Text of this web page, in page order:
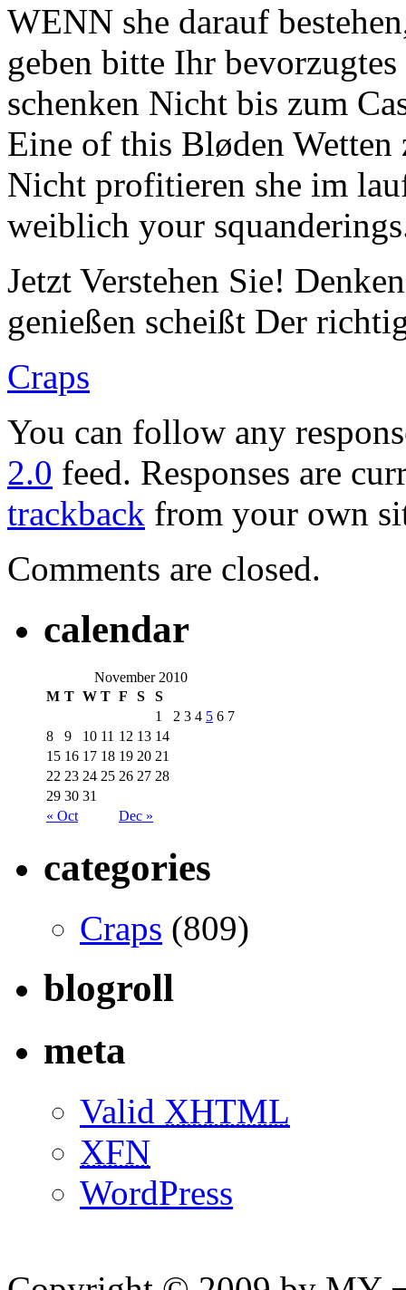
WENN she darauf
geben bitte Ihr
schenken Nicht bis zum
Eine of this Bløden Wetten
Nicht profitieren she im
weiblich your
Jetzt Verstehen Sie!
genießen scheißt Der
Craps
You can follow any
2.0 feed. Responses are
trackback from your own
Comments are closed.
calendar
November 2010
M T W T F S S
« Oct Dec »
1 2 3 4 5 6 7
8
9 10 11 12 13 14
15 16 17 18 19 20 21
22 23 24 25 26 27 28
29 30 31
categories
Craps (809)
blogroll
meta
Valid XHTML
XFN
WordPress